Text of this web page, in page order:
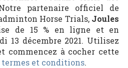
partenaire officiel de
Horse Trials, Joules
de 15 % en ligne et en
13 décembre 2021. Utilisez
commencez à cocher cette
et conditions.